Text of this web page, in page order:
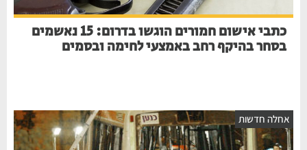
כתבי אישום חמורים הוגשו בדרום: 15 נאשמים
בסחר בהיקף רחב באמצעי לחימה ובסמים
אחלה חדשות